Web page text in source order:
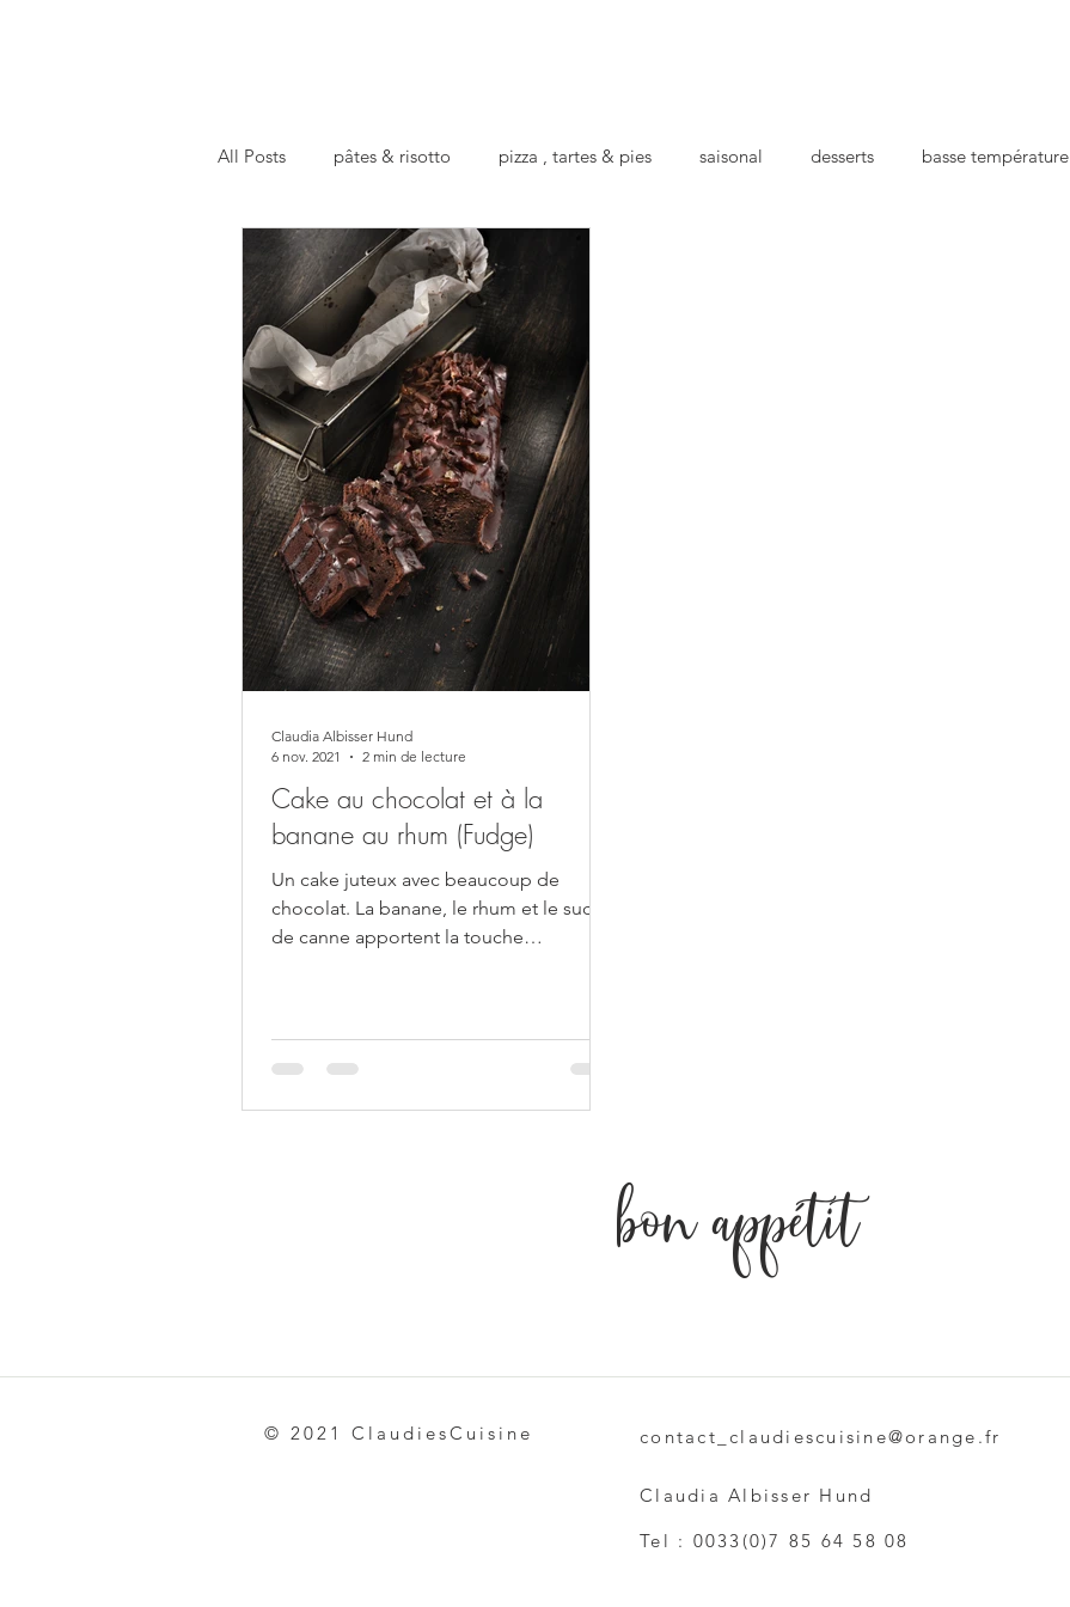
All Posts pâtes & risotto pizza , tartes & pies saisonal desserts basse température
basics repas preparé
Cake au chocolat et à la
banane au rhum (Fudge)
Un cake juteux avec beaucoup de
chocolat. La banane, le rhum et le sucre
de canne apportent la touche
Claudia Albisser Hund
6 nov. 2021
2 min de lecture
bon appétit
© 2021 ClaudiesCuisine contact_claudiescuisine@orange.fr
Claudia Albisser Hund
Tel : 0033(0)7 85 64 58 08